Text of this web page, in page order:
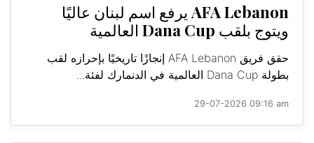
AFA Lebanon يرفع اسم لبنان عاليًا
ويتوج بلقب Dana Cup العالمية
حقق فريق AFA Lebanon إنجازًا تاريخيًا بإحرازه لقب
بطولة Dana Cup العالمية في الدنمارك لفئة...
29-07-2026 09:16 am